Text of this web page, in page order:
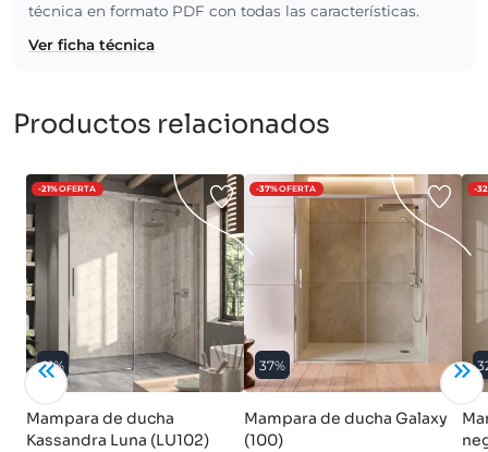
técnica en formato PDF con todas las características.
Ver ficha técnica
Productos relacionados
-21%OFERTA
21%
Mampara de ducha
Kassandra Luna (LU102)
-37%OFERTA
37%
Mampara de ducha Galaxy
(100)
-